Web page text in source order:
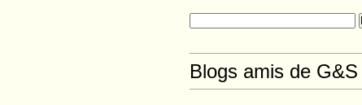
Blogs amis de G&S